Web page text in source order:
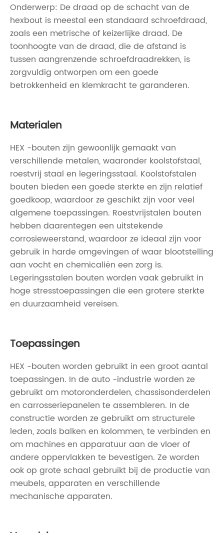
Onderwerp: De draad op de schacht van de
hexbout is meestal een standaard schroefdraad,
zoals een metrische of keizerlijke draad. De
toonhoogte van de draad, die de afstand is
tussen aangrenzende schroefdraadrekken, is
zorgvuldig ontworpen om een ​​goede
betrokkenheid en klemkracht te garanderen.
Materialen
HEX -bouten zijn gewoonlijk gemaakt van
verschillende metalen, waaronder koolstofstaal,
roestvrij staal en legeringsstaal. Koolstofstalen
bouten bieden een goede sterkte en zijn relatief
goedkoop, waardoor ze geschikt zijn voor veel
algemene toepassingen. Roestvrijstalen bouten
hebben daarentegen een uitstekende
corrosieweerstand, waardoor ze ideaal zijn voor
gebruik in harde omgevingen of waar blootstelling
aan vocht en chemicaliën een zorg is.
Legeringsstalen bouten worden vaak gebruikt in
hoge stresstoepassingen die een grotere sterkte
en duurzaamheid vereisen.
Toepassingen
HEX -bouten worden gebruikt in een groot aantal
toepassingen. In de auto -industrie worden ze
gebruikt om motoronderdelen, chassisonderdelen
en carrosseriepanelen te assembleren. In de
constructie worden ze gebruikt om structurele
leden, zoals balken en kolommen, te verbinden en
om machines en apparatuur aan de vloer of
andere oppervlakken te bevestigen. Ze worden
ook op grote schaal gebruikt bij de productie van
meubels, apparaten en verschillende
mechanische apparaten.